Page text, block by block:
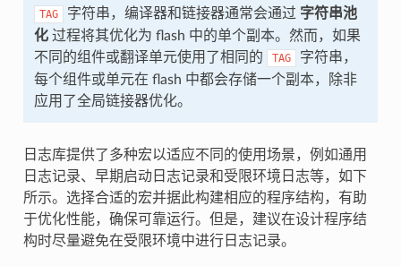
TAG 字符串，编译器和链接器通常会通过 字符串池
化过程将其优化为 flash 中的单个副本。然而，如果
不同的组件或翻译单元使用了相同的
TAG
字符串，
每个组件或单元在 flash 中都会存储一个副本，除非
应用了全局链接器优化。
日志库提供了多种宏以适应不同的使用场景，例如通用
日志记录、早期启动日志记录和受限环境日志等，如下
所示。选择合适的宏并据此构建相应的程序结构，有助
于优化性能，确保可靠运行。但是，建议在设计程序结
构时尽量避免在受限环境中进行日志记录。